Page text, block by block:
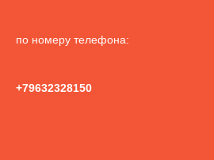
по номеру телефона:
+79632328150